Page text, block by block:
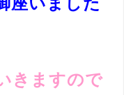
きますので